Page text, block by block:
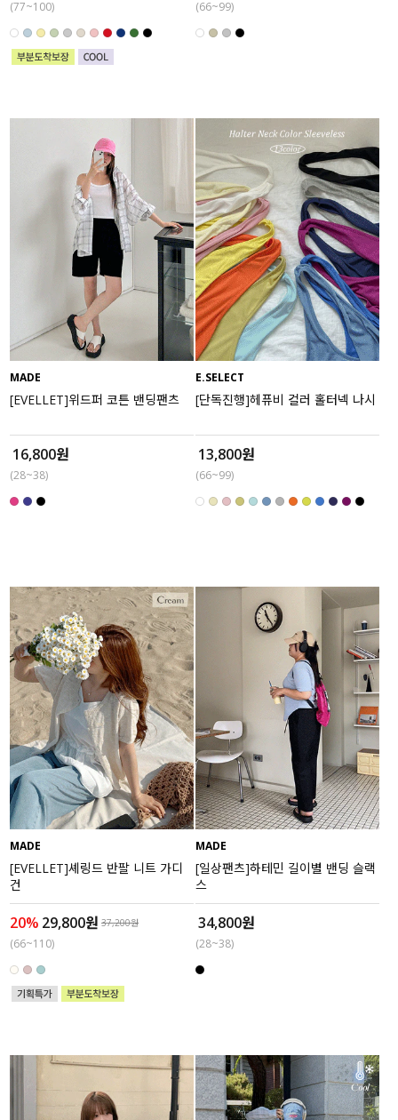
(77~100) (66~99)
MADE
[EVELLET]위드퍼 코튼 밴딩팬츠
16,800원
(28~38)
E.SELECT
[단독진행]헤퓨비 컬러 홀터넥 나시
13,800원
(66~99)
MADE
[EVELLET]셰링드 반팔 니트 가디
건
20% 29,800원 37,200원
(66~110)
MADE
[일상팬츠]하테민 길이별 밴딩 슬랙
스
34,800원
(28~38)